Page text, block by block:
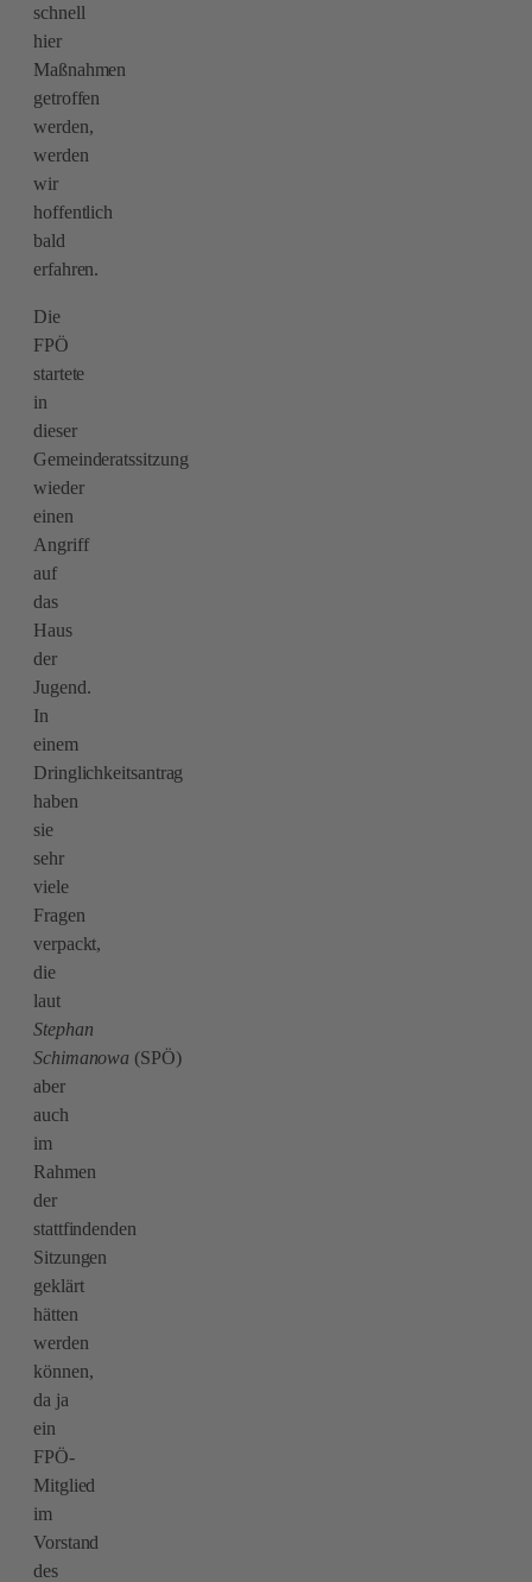
schnell
hier
Maßnahmen
getroffen
werden,
werden
wir
hoffentlich
bald
erfahren.
Die
FPÖ
startete
in
dieser
Gemeinderatssitzung
wieder
einen
Angriff
auf
das
Haus
der
Jugend.
In
einem
Dringlichkeitsantrag
haben
sie
sehr
viele
Fragen
verpackt,
die
laut
Stephan
Schimanowa (SPÖ)
aber
auch
im
Rahmen
der
stattfindenden
Sitzungen
geklärt
hätten
werden
können,
da ja
ein
FPÖ-
Mitglied
im
Vorstand
des